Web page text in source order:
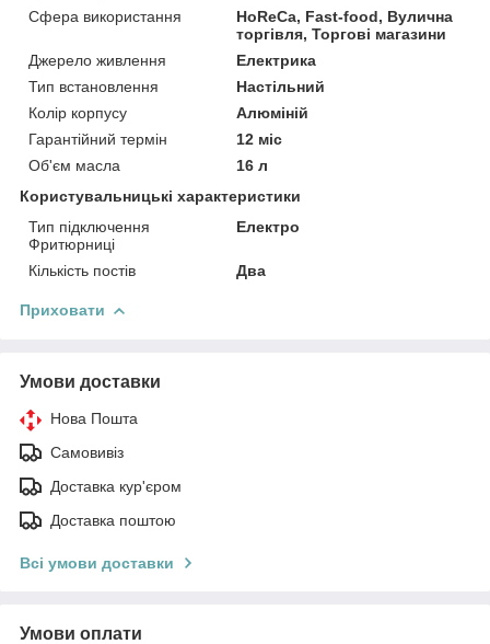
Сфера використання
HoReCa, Fast-food, Вулична
торгівля, Торгові магазини
Джерело живлення
Електрика
Тип встановлення
Настільний
Колір корпусу
Алюміній
Гарантійний термін
12 міс
Об'єм масла
16 л
Користувальницькі характеристики
Тип підключення
Фритюрниці
Електро
Кількість постів Два
Приховати
Умови доставки
Нова Пошта
Самовивіз
Доставка кур'єром
Доставка поштою
Всі умови доставки
Умови оплати